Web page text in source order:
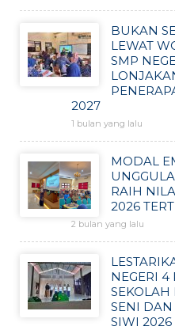
BUKAN
LEWAT
SMP
2027
1 bulan yang lalu
MODAL
RAIH
2026
2 bulan yang lalu
NEGERI 4
SEKOLAH
SENI DAN
SIWI 2026